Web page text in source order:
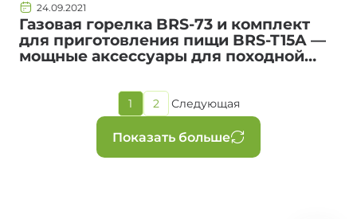
24.09.2021
Газовая горелка BRS-73 и комплект
для приготовления пищи BRS-T15A —
мощные аксессуары для походной
Нумерация
страниц
Показать больше
Текущая
1
Страница
2
Следующая
страница
Следующая